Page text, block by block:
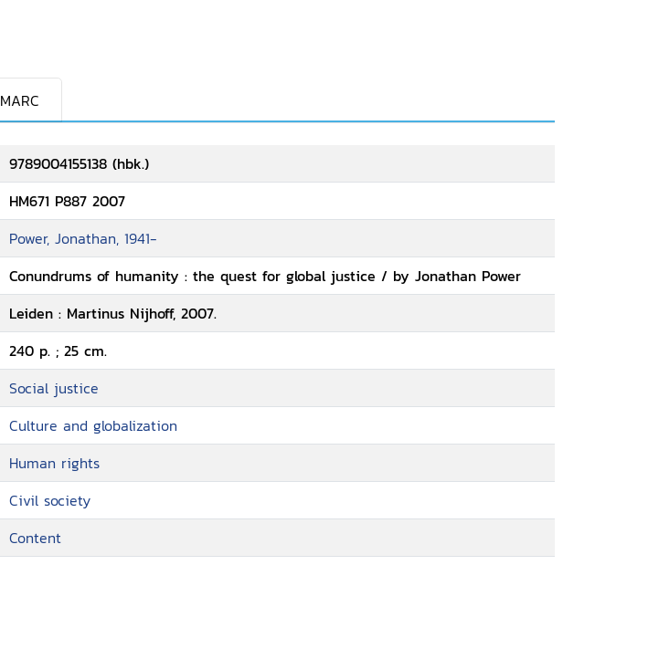
MARC
9789004155138 (hbk.)
HM671 P887 2007
Power, Jonathan, 1941-
Conundrums of humanity : the quest for global justice / by Jonathan Power
Leiden : Martinus Nijhoff, 2007.
240 p. ; 25 cm.
Social justice
Culture and globalization
Human rights
Civil society
Content